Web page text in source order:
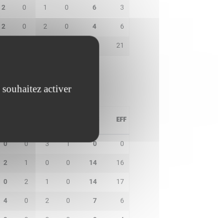
2 0 1 0 6 3
2 0 2 0 4 6
21
EFF
0 0 3 1 0 0
2 1 0 0 14 16
0 2 1 0 14 17
4 0 2 0 7 6
activer